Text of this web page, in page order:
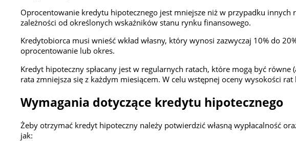
Oprocentowanie kredytu hipotecznego jest mniejsze niż w przypadku
zależności od określonych wskaźników stanu rynku finansowego.
Kredytobiorca musi wnieść wkład własny, który wynosi zazwyczaj 10% do
oprocentowanie lub okres.
Kredyt hipoteczny spłacany jest w regularnych ratach, które mogą być
rata zmniejsza się z każdym miesiącem. W celu wstępnej oceny wysokości
Wymagania dotyczące kredytu hipotecznego
Żeby otrzymać kredyt hipoteczny należy potwierdzić własną wypłacalność
jak: